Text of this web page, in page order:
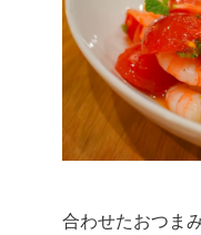
合わせたおつま